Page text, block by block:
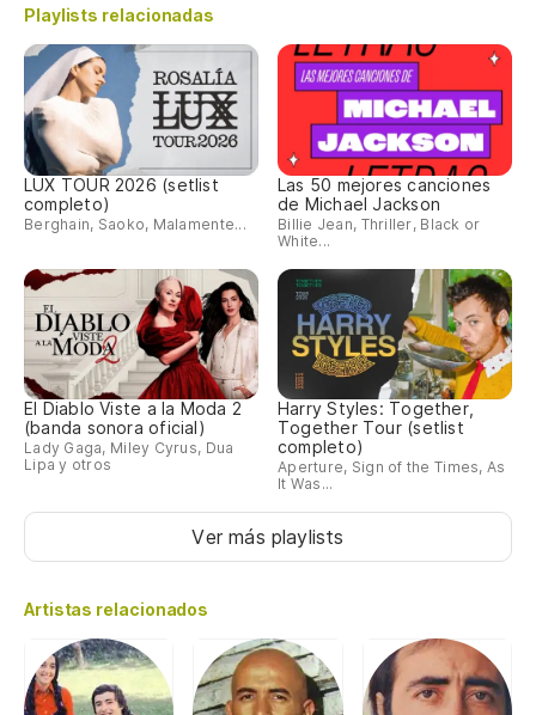
Playlists relacionadas
LUX TOUR 2026 (setlist
completo)
Berghain, Saoko, Malamente...
Las 50 mejores canciones
de Michael Jackson
Billie Jean, Thriller, Black or
White...
El Diablo Viste a la Moda 2
(banda sonora oficial)
Lady Gaga, Miley Cyrus, Dua
Lipa y otros
Harry Styles: Together,
Together Tour (setlist
completo)
Aperture, Sign of the Times, As
It Was...
Ver más playlists
Artistas relacionados